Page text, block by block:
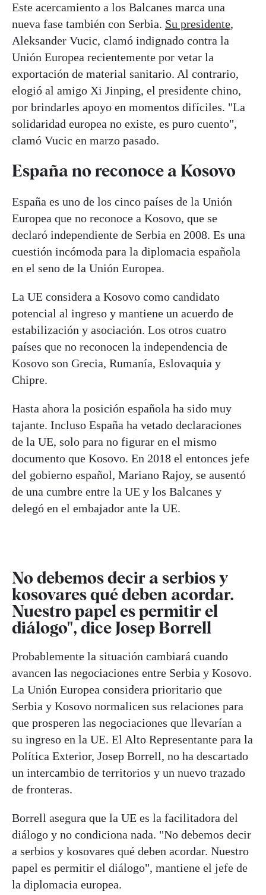
Este acercamiento a los Balcanes marca una
nueva fase también con Serbia. Su presidente,
Aleksander Vucic, clamó indignado contra la
Unión Europea recientemente por vetar la
exportación de material sanitario. Al contrario,
elogió al amigo Xi Jinping, el presidente chino,
por brindarles apoyo en momentos difíciles. "La
solidaridad europea no existe, es puro cuento",
clamó Vucic en marzo pasado.
España no reconoce a Kosovo
España es uno de los cinco países de la Unión
Europea que no reconoce a Kosovo, que se
declaró independiente de Serbia en 2008. Es una
cuestión incómoda para la diplomacia española
en el seno de la Unión Europea.
La UE considera a Kosovo como candidato
potencial al ingreso y mantiene un acuerdo de
estabilización y asociación. Los otros cuatro
países que no reconocen la independencia de
Kosovo son Grecia, Rumanía, Eslovaquia y
Chipre.
Hasta ahora la posición española ha sido muy
tajante. Incluso España ha vetado declaraciones
de la UE, solo para no figurar en el mismo
documento que Kosovo. En 2018 el entonces jefe
del gobierno español, Mariano Rajoy, se ausentó
de una cumbre entre la UE y los Balcanes y
delegó en el embajador ante la UE.
No debemos decir a serbios y
kosovares qué deben acordar.
Nuestro papel es permitir el
diálogo", dice Josep Borrell
Probablemente la situación cambiará cuando
avancen las negociaciones entre Serbia y Kosovo.
La Unión Europea considera prioritario que
Serbia y Kosovo normalicen sus relaciones para
que prosperen las negociaciones que llevarían a
su ingreso en la UE. El Alto Representante para la
Política Exterior, Josep Borrell, no ha descartado
un intercambio de territorios y un nuevo trazado
de fronteras.
Borrell asegura que la UE es la facilitadora del
diálogo y no condiciona nada. "No debemos decir
a serbios y kosovares qué deben acordar. Nuestro
papel es permitir el diálogo", mantiene el jefe de
la diplomacia europea.